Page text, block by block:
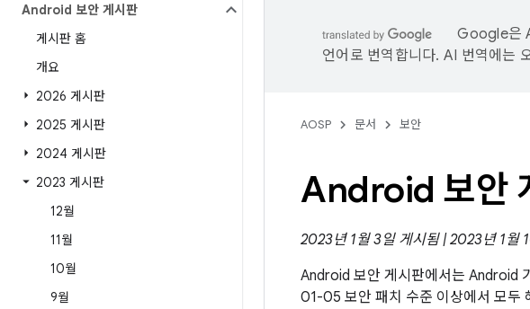
Android 보안 게시판
게시판 홈
개요
2026 게시판
2025 게시판
2024 게시판
2023 게시판
12월
11월
10월
9월
Google은
언어로 번역합니다. AI 번역에는
AOSP 문서 보안
Android 보안
2023년 1월 3일 게시됨 | 2023년 1월
Android 보안 게시판에서는 Android
01-05 보안 패치 수준 이상에서 모두